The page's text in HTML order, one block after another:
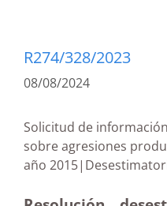
R274/328/2023
08/08/2024
Solicitud de
sobre agresiones
año